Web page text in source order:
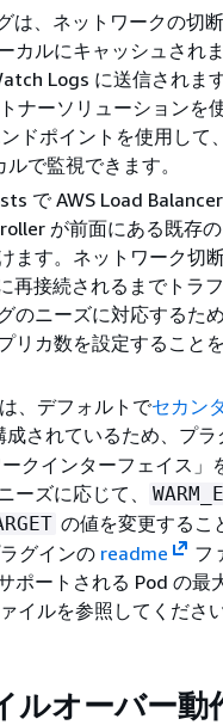
は、ネットワークの切
カルにキャッシュされ
Logs に送信されます
ナーソリューションを
ドポイントを使用して
で監視できます。
で AWS Load
が前面にある既存
ます。ネットワーク切
再接続されるまでトラ
ニーズに対応するた
リカ数を設定すること
、デフォルトでセカン
成されているため、プ
クインターフェイス」
ズに応じて、
の値を変更するこ
グインの readme
フ
ポートされる Pod の最
イルを参照してください
オーバー動